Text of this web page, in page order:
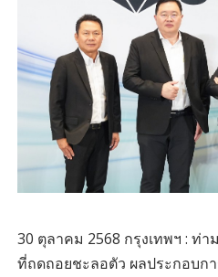
30 ตุลาคม 2568 กรุงเทพฯ : ท่
ที่ถดถอยชะลอตัว ผลประกอบกา